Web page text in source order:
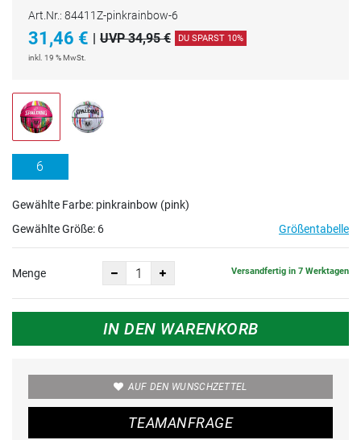
Art.Nr.: 84411Z-pinkrainbow-6
31,46 € | UVP 34,95 € DU SPARST 10%
inkl. 19 % MwSt.
6
Gewählte Farbe: pinkrainbow (pink)
Gewählte Größe: 6 Größentabelle
Menge Versandfertig in 7 Werktagen
IN DEN WARENKORB
AUF DEN WUNSCHZETTEL
TEAMANFRAGE